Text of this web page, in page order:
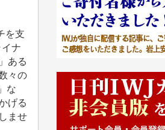
を支
ナ
ある
々の
な
げる
ませ